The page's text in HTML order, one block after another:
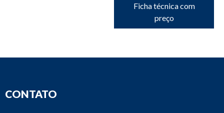
Ficha técnica com
preço
CONTATO